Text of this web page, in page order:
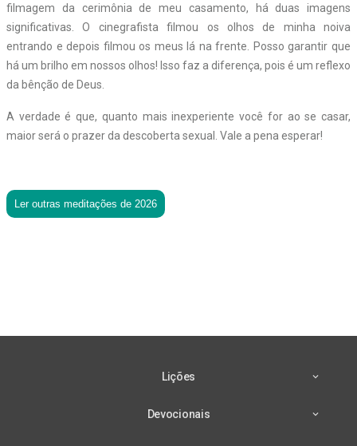
filmagem da cerimônia de meu casamento, há duas imagens
significativas. O cinegrafista filmou os olhos de minha noiva
entrando e depois filmou os meus lá na frente. Posso garantir que
há um brilho em nossos olhos! Isso faz a diferença, pois é um reflexo
da bênção de Deus.
A verdade é que, quanto mais inexperiente você for ao se casar,
maior será o prazer da descoberta sexual. Vale a pena esperar!
Ler outras meditações de 2026
Lições
Devocionais